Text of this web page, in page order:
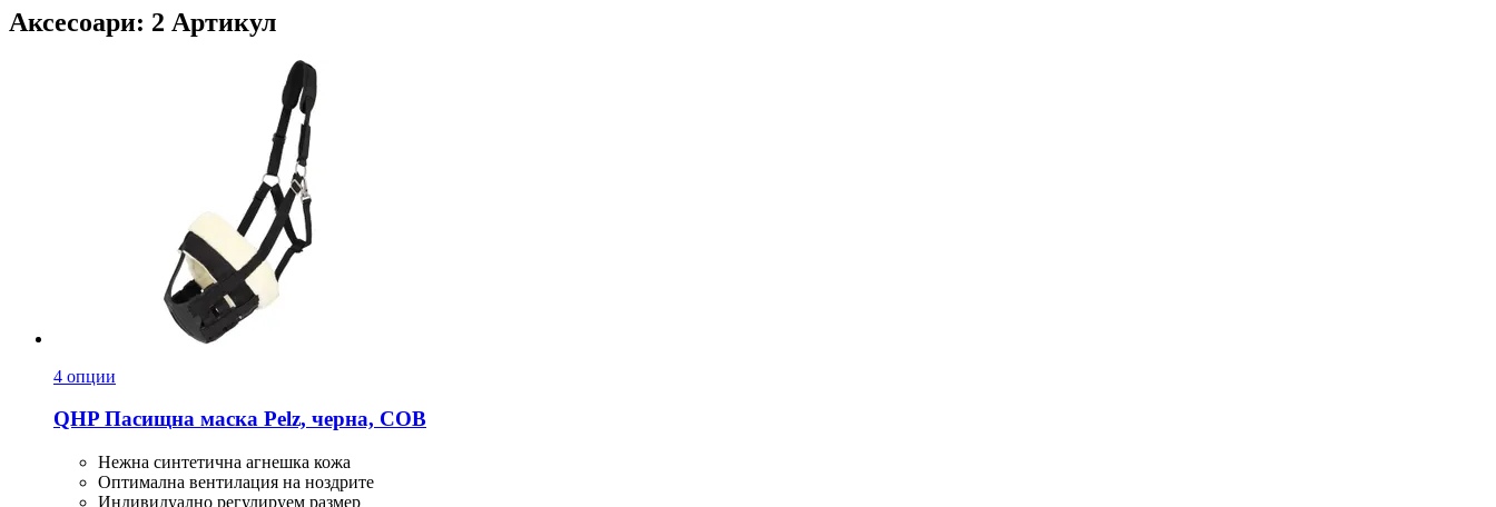
Аксесоари: 2 Артикул
4 опции
QHP Пасищна маска Pelz, черна, COB
Нежна синтетична агнешка кожа
Оптимална вентилация на ноздрите
Индивидуално регулируем размер